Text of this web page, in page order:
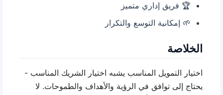
🏆 فريق إداري متميز
🌱 إمكانية التوسع والتكرار
الخلاصة
اختيار التمويل المناسب يشبه اختيار الشريك المناسب -
يحتاج إلى توافق في الرؤية والأهداف والطموحات. لا